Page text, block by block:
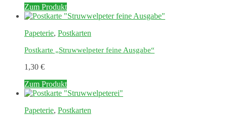
Zum Produkt
Papeterie, Postkarten
Postkarte „Struwwelpeter feine Ausgabe“
1,30 €
Zum Produkt
Papeterie, Postkarten